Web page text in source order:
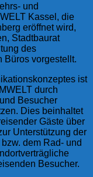
und
Kassel, die
eröffnet wird,
Stadtbaurat
des
Büros vorgestellt.
ist
durch
Besucher
Dies beinhaltet
Gäste über
Unterstützung der
dem Rad- und
Besucher.